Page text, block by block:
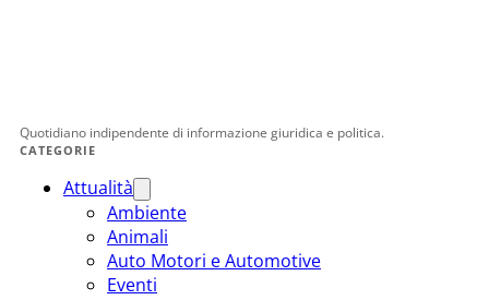
Quotidiano indipendente di informazione giuridica e politica.
CATEGORIE
Attualità
Ambiente
Animali
Auto Motori e Automotive
Eventi